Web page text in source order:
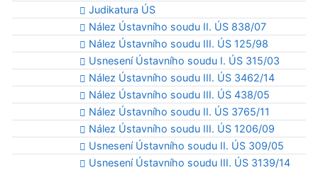
Judikatura ÚS
Nález Ústavního soudu II. ÚS 838/07
Nález Ústavního soudu III. ÚS 125/98
Usnesení Ústavního soudu I. ÚS 315/03
Nález Ústavního soudu III. ÚS 3462/14
Nález Ústavního soudu III. ÚS 438/05
Nález Ústavního soudu II. ÚS 3765/11
Nález Ústavního soudu III. ÚS 1206/09
Usnesení Ústavního soudu II. ÚS 309/05
Usnesení Ústavního soudu III. ÚS 3139/14